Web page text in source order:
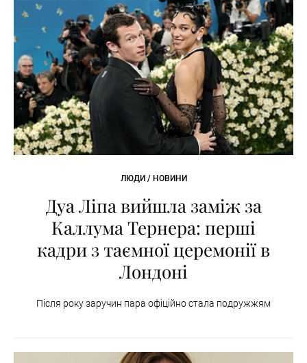
ЛЮДИ / НОВИНИ
Дуа Ліпа вийшла заміж за
Каллума Тернера: перші
кадри з таємної церемонії в
Лондоні
Після року заручин пара офіційно стала подружжям